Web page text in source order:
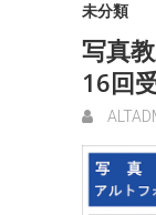
未分類
写真
16回